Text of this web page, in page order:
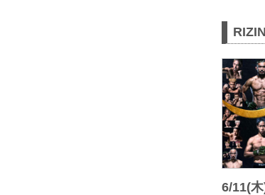
6/11(